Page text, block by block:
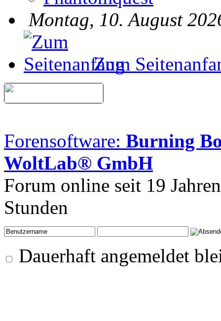
Montag, 10. August
Zum
Forensoftware: Burning
WoltLab® GmbH
Forum online seit 19
Stunden
Dauerhaft angemeldet